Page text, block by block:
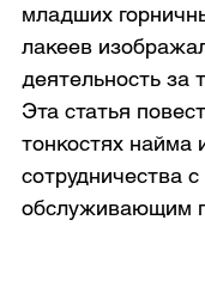
младших
лакеев
деятельность за
Эта статья
тонкостях найма
сотрудничества с
обслуживающим